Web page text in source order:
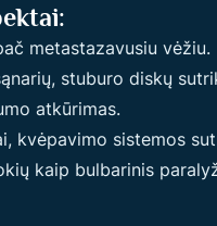
metastazavusiu vėžiu.
stuburo diskų
atkūrimas.
kvėpavimo sistemos
kaip bulbarinis